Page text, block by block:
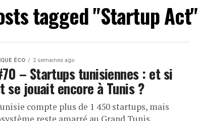
tagged "Startup Act"
ÉCO 2 semaines ago
– Startups tunisiennes : et si
se jouait encore à Tunis ?
compte plus de 1 450 startups, mais